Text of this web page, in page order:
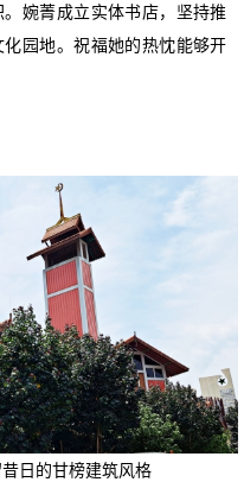
婉菁成立实体书店，坚持推
园地。祝福她的热忱能够开
日的甘榜建筑风格